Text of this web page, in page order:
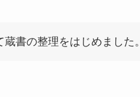
書の整理をはじめました。